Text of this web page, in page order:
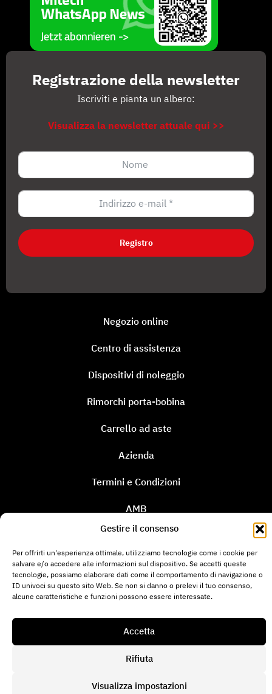
Gestire il consenso
Per offrirti un'esperienza ottimale, utilizziamo tecnologie come i cookie per
salvare e/o accedere alle informazioni sul dispositivo. Se accetti queste
tecnologie, possiamo elaborare dati come il comportamento di navigazione o
ID univoci su questo sito Web. Se non si danno o prelevi il tuo consenso,
alcune caratteristiche e funzioni possono essere interessate.
Accetta
Rifiuta
Visualizza impostazioni
Registrazione della newsletter
Iscriviti e pianta un albero:
Visualizza la newsletter attuale qui >>
Registro
Negozio online
Centro di assistenza
Dispositivi di noleggio
Rimorchi porta-bobina
Carrello ad aste
Azienda
Termini e Condizioni
AMB
Direttiva sui cookie
© 2026 Mitech AG. Tutti i diritti riservati